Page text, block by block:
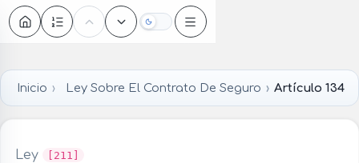
Oscuro
Inicio Ley Sobre El Contrato De Seguro Artículo 134
Ley [211]